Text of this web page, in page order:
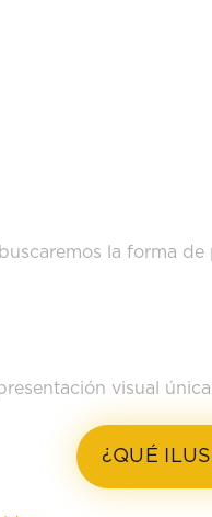
la forma de
visual
¿QUÉ